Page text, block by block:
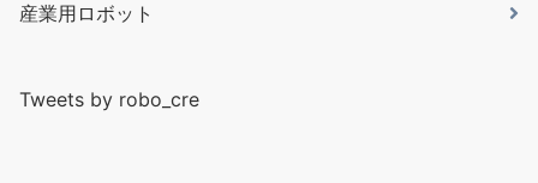
産業用ロボット
Tweets by robo_cre